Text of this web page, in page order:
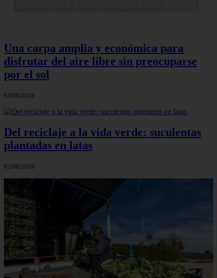
Una carpa amplia y económica para
disfrutar del aire libre sin preocuparse
por el sol
03/08/2026
Del reciclaje a la vida verde: suculentas
plantadas en latas
02/08/2026